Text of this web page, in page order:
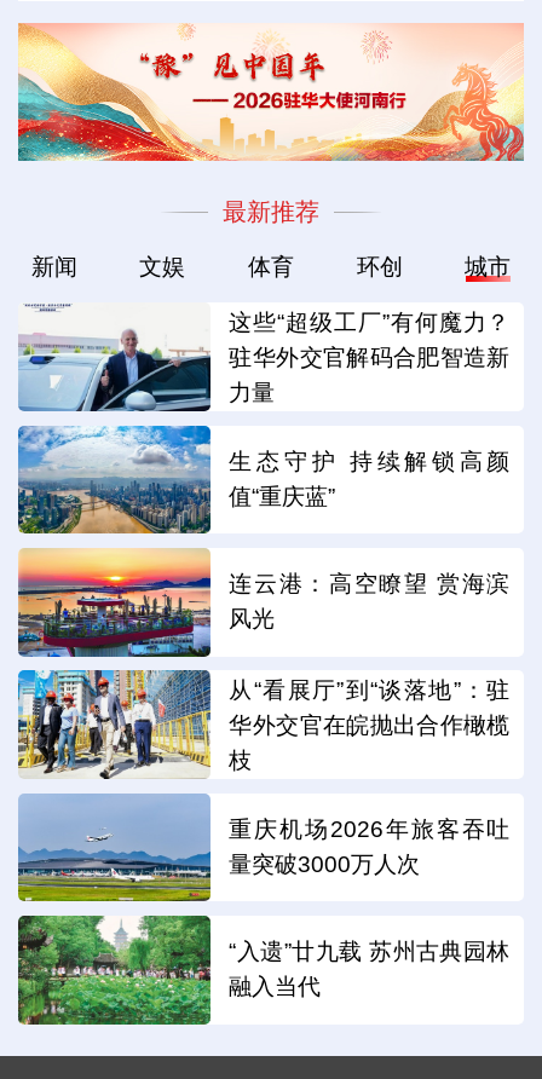
最新推荐
新闻 文娱 体育 环创 城市
这些“超级工厂”有何魔力？
驻华外交官解码合肥智造新
力量
生态守护 持续解锁高颜
值“重庆蓝”
连云港：高空瞭望 赏海滨
风光
从“看展厅”到“谈落地”：驻
华外交官在皖抛出合作橄榄
枝
重庆机场2026年旅客吞吐
量突破3000万人次
“入遗”廿九载 苏州古典园林
融入当代